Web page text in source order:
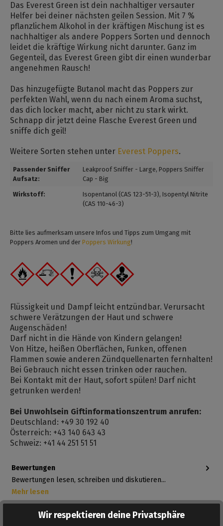
Das Everest Green ist dein nachhaltiger versauter
Helfer bei deiner nächsten geilen Session. Mit 7 %
pflanzlichem Alkohol in der kräftigen Mischung ist es
nachhaltiger als andere Poppers Sorten und dennoch
leidet die kräftige Wirkung nicht darunter. Ganz im
Gegenteil, das Everest Green gibt dir einen wunderbar
angenehmen Rausch!
Das hinzugefügte Butanol macht das Poppers zur
perfekten Wahl, wenn du nach einem Aroma suchst,
das dich locker macht, aber nicht zu stark wirkt.
Schnapp dir jetzt deine Flasche Everest Green und
sniffe dich geil!
Weitere Sorten stehen unter Everest Poppers.
Passender Sniffer
Aufsatz:
Leakproof Sniffer - Large, Poppers Sniffer
Cap - Big
Wirkstoff: Isopentanol (CAS 123-51-3), Isopentyl Nitrite
(CAS 110-46-3)
Bitte lies aufmerksam unsere Infos und Tipps zum Umgang mit
Poppers Aromen und der Poppers Wirkung!
Flüssigkeit und Dampf leicht entzündbar. Verursacht
schwere Verätzungen der Haut und schwere
Augenschäden!
Darf nicht in die Hände von Kindern gelangen!
Von Hitze, heißen Oberflächen, Funken, offenen
Flammen sowie anderen Zündquellenarten fernhalten!
Bei Gebrauch nicht essen trinken oder rauchen.
Bei Kontakt mit der Haut, sofort spülen! Darf nicht
getrunken werden!
Bei Unwohlsein Giftinformationszentrum anrufen:
Deutschland: +49 30 192 40
Österreich: +43 140 643 43
Schweiz: +41 44 251 51 51
Bewertungen
Bewertungen lesen, schreiben und diskutieren...
Mehr lesen
Wir respektieren deine Privatsphäre